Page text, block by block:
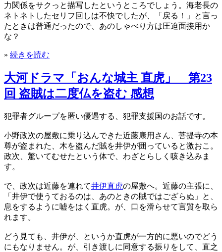
力関係をサクっと描写したというところでしょう。海老長の
ネトネトしたセリフ回しは不快でしたが、「戻る！」と言っ
たときは普通だったので、あのしゃべり方は圧迫面接用か
な？
» 続きを読む
大河ドラマ「おんな城主 直虎」 第23
回 盗賊は二度仏を盗む 感想
犯罪者グループを匿い優遇する、犯罪支援国のお話です。
小野政次の屋敷に乗り込んできた近藤康用さん、菩提寺の本
尊が盗まれた、木を盗んだ賊を井伊が囲っていると激おこ。
政次、驚いてむせたという体で、わざとらしく咳き込みま
す。
で、政次は近藤を連れて井伊直虎の屋敷へ。近藤の主張に、
「井伊で使うておるのは、あのときの賊ではござらぬ」と、
息をするように嘘をはく直虎。が、口を滑らせて言質を取ら
れます。
どう見ても、井伊が、というか直虎が一方的に悪いのでどう
にもなりません。が、引き渡しに同意する振りをして、直之